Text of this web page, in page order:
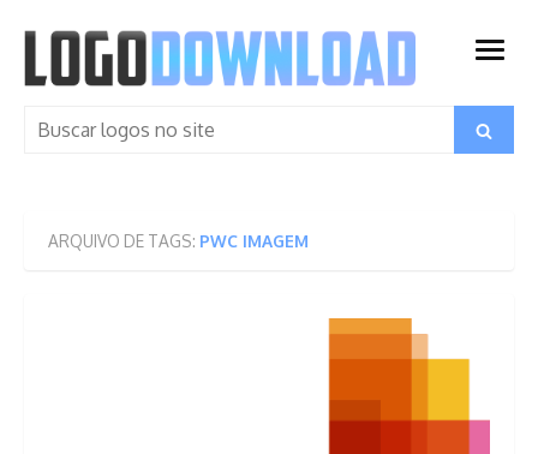
content
open
Search
Search
ARQUIVO DE TAGS: PWC IMAGEM